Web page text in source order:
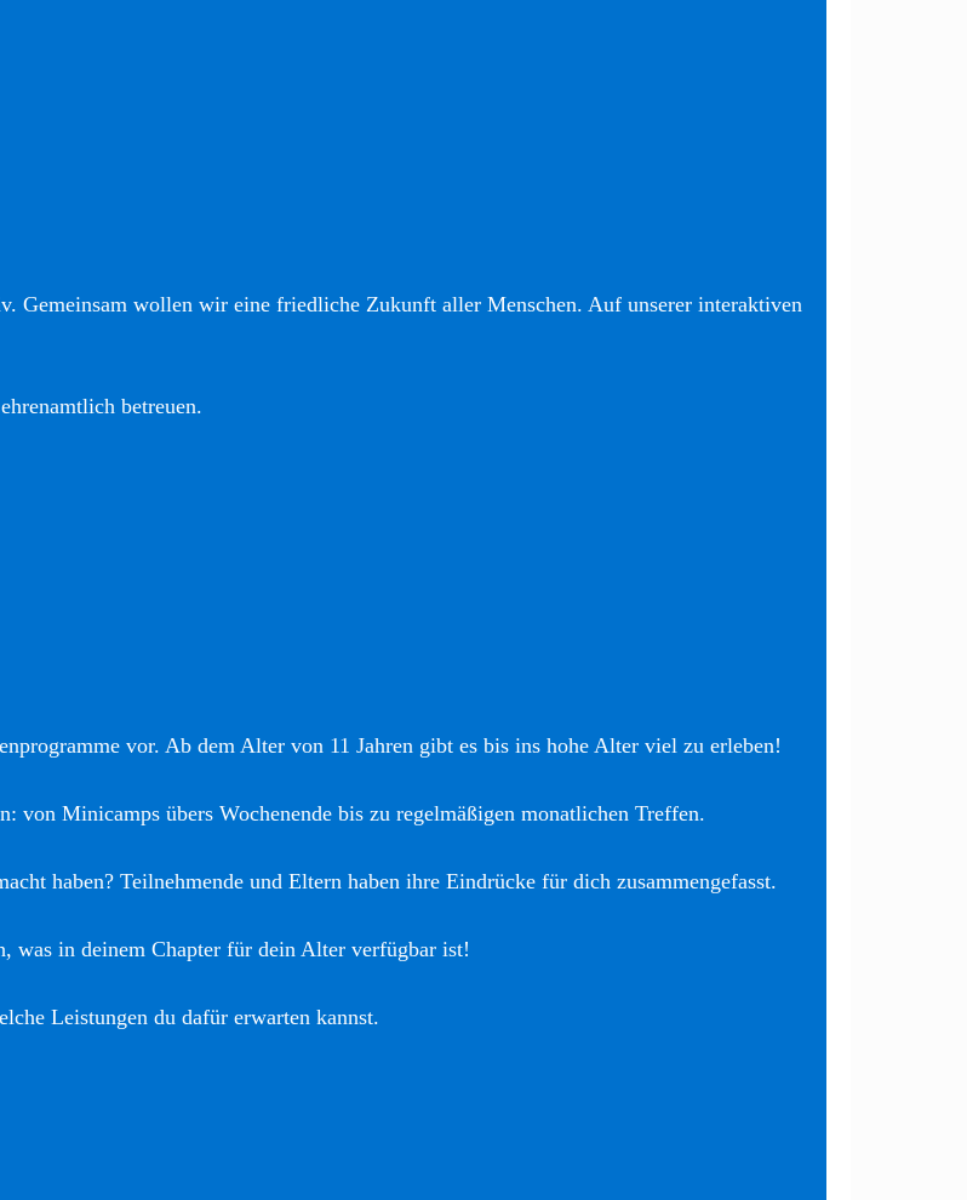
Gemeinsam wollen wir eine friedliche Zukunft aller Menschen. Auf unserer interaktiven
betreuen.
vor. Ab dem Alter von 11 Jahren gibt es bis ins hohe Alter viel zu erleben!
von Minicamps übers Wochenende bis zu regelmäßigen monatlichen Treffen.
haben? Teilnehmende und Eltern haben ihre Eindrücke für dich zusammengefasst.
was in deinem Chapter für dein Alter verfügbar ist!
Leistungen du dafür erwarten kannst.